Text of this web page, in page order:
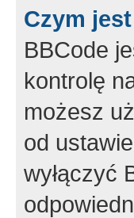
Czym
BBCode
kontrolę
możesz
od
wyłączyć